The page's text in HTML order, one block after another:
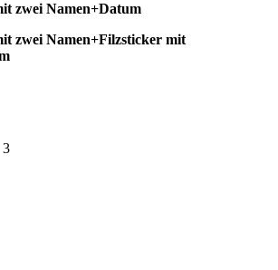
zwei Namen+Datum
zwei Namen+Filzsticker mit